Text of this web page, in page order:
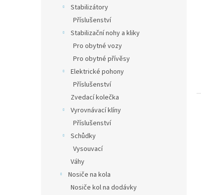
Stabilizátory
Příslušenství
Stabilizační nohy a kliky
Pro obytné vozy
Pro obytné přívěsy
Elektrické pohony
Příslušenství
Zvedací kolečka
Vyrovnávací klíny
Příslušenství
Schůdky
Vysouvací
Váhy
Nosiče na kola
Nosiče kol na dodávky